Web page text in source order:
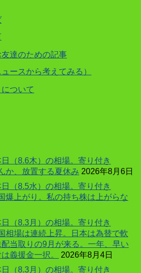
達のための記事
ースから考えてみる）
ついて
（8.6木）の相場。寄り付き
か、放置する夏休み 2026年8月6日
（8.5水）の相場。寄り付き
爆上がり。私の持ち株は上がらな
（8.3月）の相場。寄り付き
相場は連続上昇。日本は為替で軟
当取りの9月が来る。一年、早い
義援金一択。
2026年8月4日
（8.3月）の相場。寄り付き